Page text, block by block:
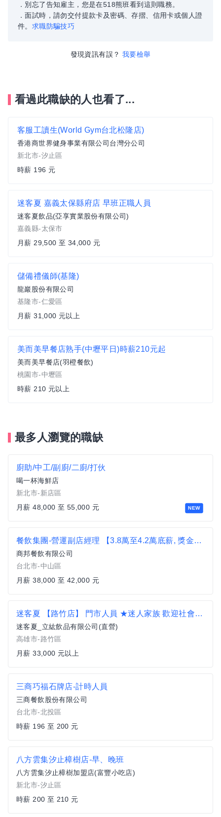
．別忘了告知雇主，您是在518熊班看到這則職務。
．面試時，請勿交付提款卡及密碼、存摺、信用卡或個人證
件。 求職防騙技巧
發現資訊有誤？ 我要檢舉
看過此職缺的人也看了...
客服工讀生(World Gym台北松隆店)
香港商世界健身事業有限公司台灣分公司
新北市-汐止區
時薪 196 元
迷客夏 嘉義太保縣府店 早班正職人員
迷客夏飲品(亞享實業股份有限公司)
嘉義縣-太保市
月薪 29,500 至 34,000 元
儲備禮儀師(基隆)
龍巖股份有限公司
基隆市-仁愛區
月薪 31,000 元以上
美而美早餐店熟手(中壢平日)時薪210元起
美而美早餐店(羽橙餐飲)
桃園市-中壢區
時薪 210 元以上
最多人瀏覽的職缺
NEW
廚助/中工/副廚/二廚/打伙
喝一杯海鮮店
新北市-新店區
月薪 48,000 至 55,000 元
餐飲集團-營運副店經理 【3.8萬至4.2萬底薪, 獎金另計】展店擴大招募
商邦餐飲有限公司
台北市-中山區
月薪 38,000 至 42,000 元
迷客夏 【路竹店】 門市人員 ★迷人家族 歡迎社會新鮮人 勇敢逐夢 33K起薪 擴大徵才
迷客夏_立紘飲品有限公司(直營)
高雄市-路竹區
月薪 33,000 元以上
三商巧福石牌店-計時人員
三商餐飲股份有限公司
台北市-北投區
時薪 196 至 200 元
八方雲集汐止樟樹店-早、晚班
八方雲集汐止樟樹加盟店(富豐小吃店)
新北市-汐止區
時薪 200 至 210 元